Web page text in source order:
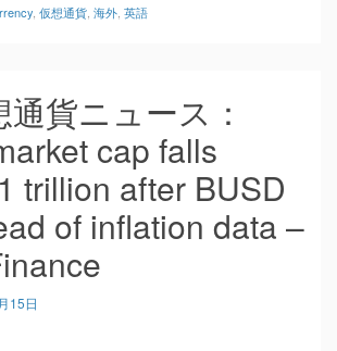
仮想通貨 海外 英語
貨ニュース：
cap falls
trillion after BUSD
of inflation data –
15日